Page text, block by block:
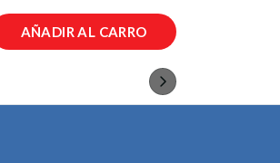
AÑADIR AL CARRO